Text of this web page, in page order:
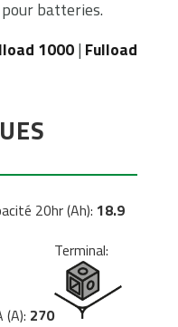
batteries.
1000| Fulload
20hr (Ah): 18.9
(A): 270
Terminal: